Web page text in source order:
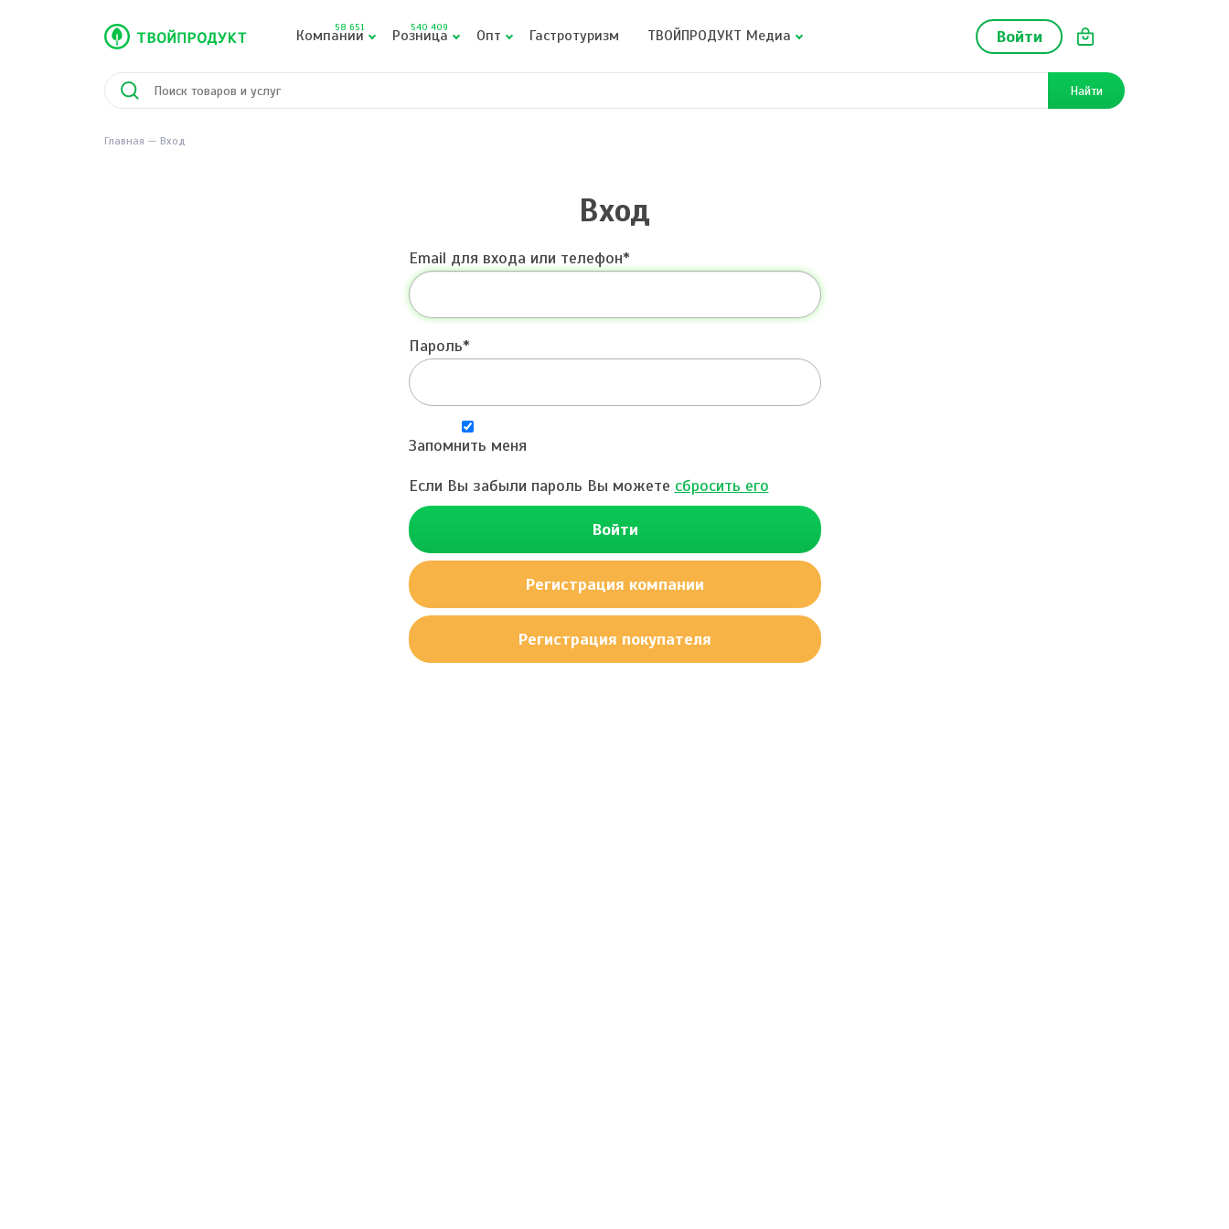
Войти
Компании
58 651 Розница
540 409 Опт Гастротуризм ТВОЙПРОДУКТ Медиа
Найти
Главная Вход
Вход
Email для входа или телефон
Пароль
Запомнить меня
Если Вы забыли пароль Вы можете сбросить его
Войти
Регистрация компании
Регистрация покупателя